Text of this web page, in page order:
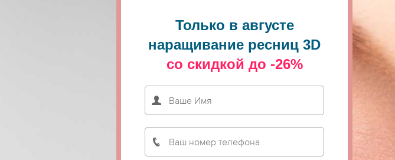
Только в августе
наращивание ресниц 3D
со скидкой до -26%